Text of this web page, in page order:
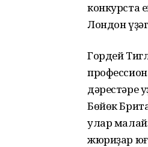
конкурста
Лондон
Гордей
дәрестәре
Бөйөк
улар
жюриҙар